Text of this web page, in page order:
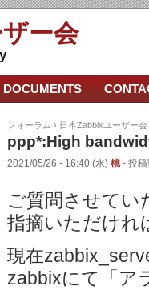
ー会
フォーラム › 日本Zabbixユーザー
ppp*:High
2021/05/26 - 16:40 (水) 桃- 投稿
ご質問させてい
指摘いただけれ
現在
zabbixにて「ア
DOCUMENTS